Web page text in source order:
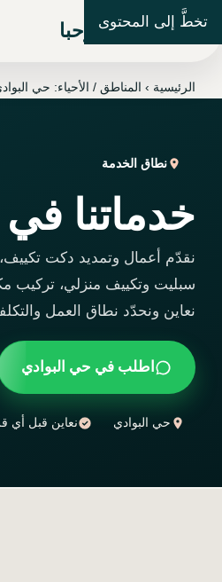
تخطَّ إلى المحتوى
شركة مرحبا
الرئيسية › المناطق / الأحياء: حي
نطاق الخدمة
خدماتنا
نقدّم أعمال وتمديد دكت
سبليت وتكييف منزلي، تركيب
نعاين ونحدّد نطاق العمل
اطلب في حي البوادي
حي البوادي نعاين قبل أي